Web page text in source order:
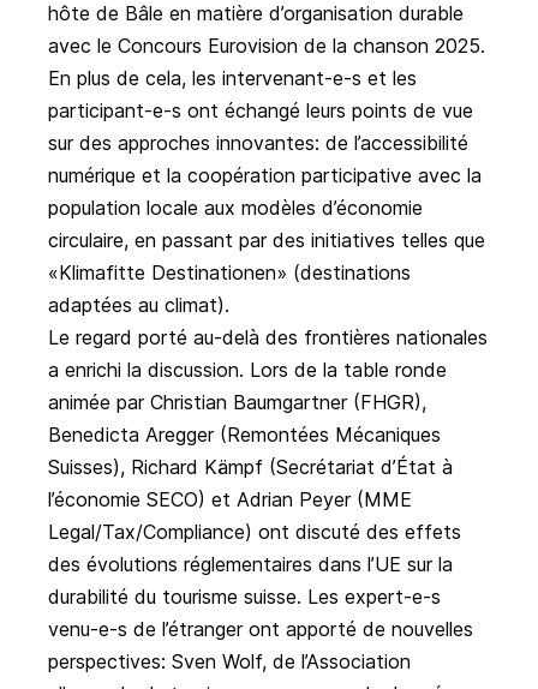
hôte de Bâle en matière d’organisation durable
avec le Concours Eurovision de la chanson 2025.
En plus de cela, les intervenant-e-s et les
participant-e-s ont échangé leurs points de vue
sur des approches innovantes: de l’accessibilité
numérique et la coopération participative avec la
population locale aux modèles d’économie
circulaire, en passant par des initiatives telles que
«Klimafitte Destinationen» (destinations
adaptées au climat).
Le regard porté au-delà des frontières nationales
a enrichi la discussion. Lors de la table ronde
animée par Christian Baumgartner (FHGR),
Benedicta Aregger (Remontées Mécaniques
Suisses), Richard Kämpf (Secrétariat d’État à
l’économie SECO) et Adrian Peyer (MME
Legal/Tax/Compliance) ont discuté des effets
des évolutions réglementaires dans l’UE sur la
durabilité du tourisme suisse. Les expert-e-s
venu-e-s de l’étranger ont apporté de nouvelles
perspectives: Sven Wolf, de l’Association